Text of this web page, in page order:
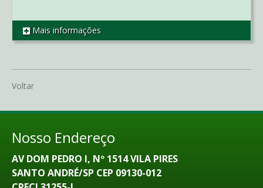
REF AP2723
Mais informações
Voltar
Nosso Endereço
AV DOM PEDRO I, Nº 1514 VILA PIRES
SANTO ANDRÉ/SP CEP 09130-012